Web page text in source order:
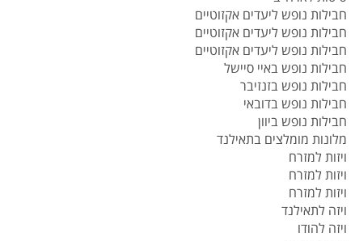
חבילות נופש ליעדים אקזוטיים
חבילות נופש ליעדים אקזוטיים
חבילות נופש ליעדים אקזוטיים
חבילות נופש באיי סיישל
חבילות נופש בזנזיבר
חבילות נופש בדובאי
חבילות נופש ביוון
מלונות מומלצים בתאילנד
ויזות למזרח
ויזות למזרח
ויזות למזרח
ויזה לתאילנד
ויזה להודו